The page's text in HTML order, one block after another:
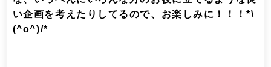
い企画を考えたりしてるので、お楽しみに！！！*\
(^o^)/*